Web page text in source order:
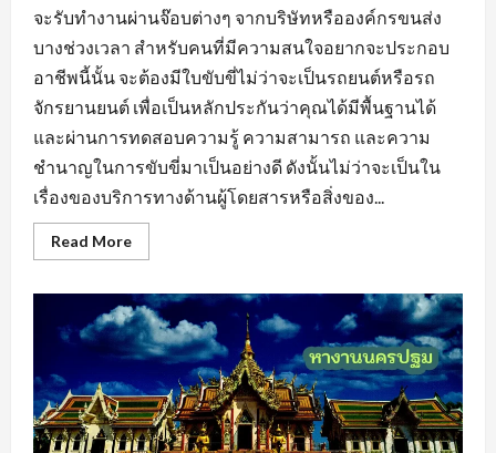
จะรับทำงานผ่านจ๊อบต่างๆ จากบริษัทหรือองค์กรขนส่ง
บางช่วงเวลา สำหรับคนที่มีความสนใจอยากจะประกอบ
อาชีพนี้นั้น จะต้องมีใบขับขี่ไม่ว่าจะเป็นรถยนต์หรือรถ
จักรยานยนต์ เพื่อเป็นหลักประกันว่าคุณได้มีพื้นฐานได้
และผ่านการทดสอบความรู้ ความสามารถ และความ
ชำนาญในการขับขี่มาเป็นอย่างดี ดังนั้นไม่ว่าจะเป็นใน
เรื่องของบริการทางด้านผู้โดยสารหรือสิ่งของ...
Read MoreRead
more
งาน
ขับ
รถ
สร้าง
แรง
บันดาล
ใจ
ให้
กับ
ตนเอง